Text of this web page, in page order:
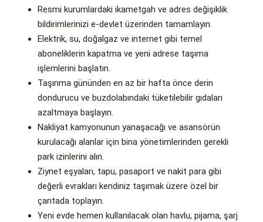
Resmi kurumlardaki ikametgah ve adres değişiklik
bildirimlerinizi e-devlet üzerinden tamamlayın.
Elektrik, su, doğalgaz ve internet gibi temel
aboneliklerin kapatma ve yeni adrese taşıma
işlemlerini başlatın.
Taşınma gününden en az bir hafta önce derin
dondurucu ve buzdolabındaki tüketilebilir gıdaları
azaltmaya başlayın.
Nakliyat kamyonunun yanaşacağı ve asansörün
kurulacağı alanlar için bina yönetimlerinden gerekli
park izinlerini alın.
Ziynet eşyaları, tapu, pasaport ve nakit para gibi
değerli evrakları kendiniz taşımak üzere özel bir
çantada toplayın.
Yeni evde hemen kullanılacak olan havlu, pijama, şarj